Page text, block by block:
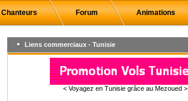
Chanteurs Forum Animations
Liens commerciaux - Tunisie
< Voyagez en Tunisie grâce au Mezoued >